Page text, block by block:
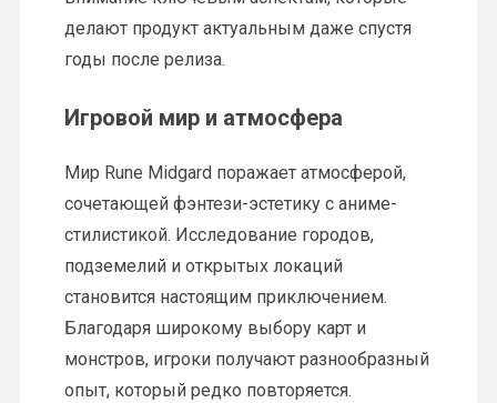
делают продукт актуальным даже спустя
годы после релиза.
Игровой мир и атмосфера
Мир Rune Midgard поражает атмосферой,
сочетающей фэнтези-эстетику с аниме-
стилистикой. Исследование городов,
подземелий и открытых локаций
становится настоящим приключением.
Благодаря широкому выбору карт и
монстров, игроки получают разнообразный
опыт, который редко повторяется.